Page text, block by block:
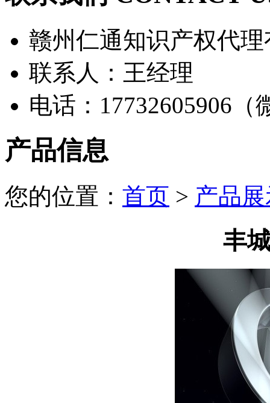
赣州仁通知识产权代
联系人：王经理
电话：17732605906（
产品信息
您的位置： 首页 > 产品
丰